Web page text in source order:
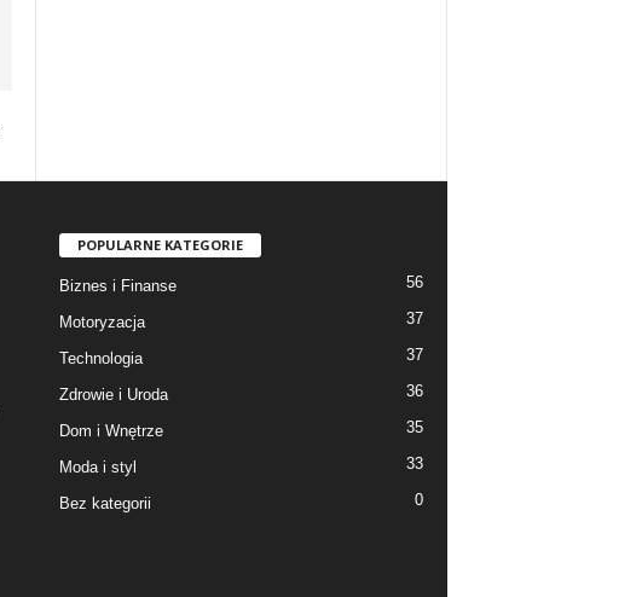
POPULARNE KATEGORIE
Biznes i Finanse 56
Motoryzacja 37
Technologia 37
Zdrowie i Uroda 36
Dom i Wnętrze 35
Moda i styl 33
Bez kategorii 0